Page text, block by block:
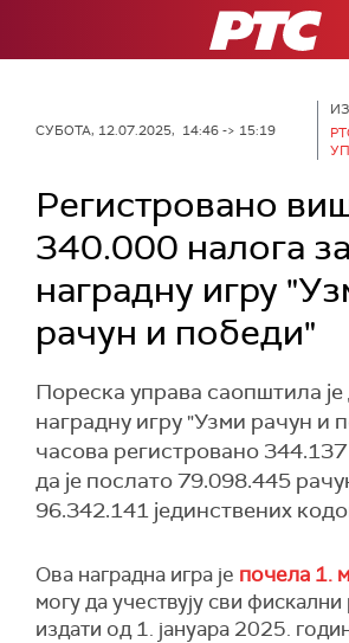
РТС
СУБОТА, 12.07.2025, 14:46 -> 15:19
Регистровано
340.000 налога за
наградну игру
рачун и победи"
Пореска управа саопштила је
наградну игру "Узми рачун и
часова регистровано
да је послато 79.098.445
96.342.141 јединствених
Ова наградна игра је почела 1.
могу да учествују сви фискални
издати од 1. јануара 2025.